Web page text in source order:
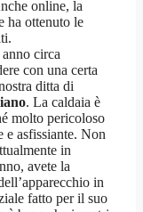
online, la
ha ottenuto le
circa
con una certa
ditta di
. La caldaia è
molto pericoloso
e asfissiante. Non
in
avete la
in
fatto per il suo